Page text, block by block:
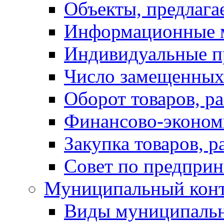
Объекты,
Информационные
Индивидуальные
Число
Оборот товаров,
Финансово-
Закупка товаров,
Совет по
Муниципальный
Виды